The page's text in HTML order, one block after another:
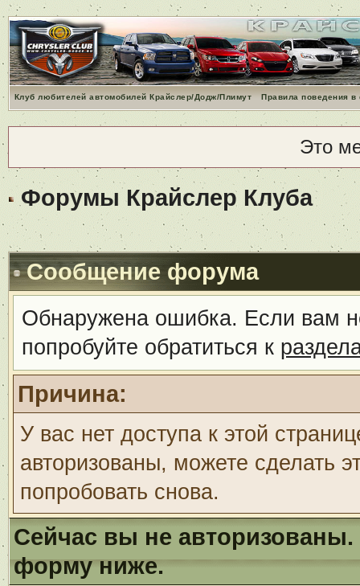
Клуб любителей автомобилей Крайслер/Додж/Плимут Правила поведения
Это
Форумы Крайслер Клуба
Сообщение форума
Обнаружена ошибка. Если вам
попробуйте обратиться к
Причина:
У вас нет доступа к этой
авторизованы, можете сделать
попробовать снова.
Сейчас вы не авторизованы.
форму ниже.